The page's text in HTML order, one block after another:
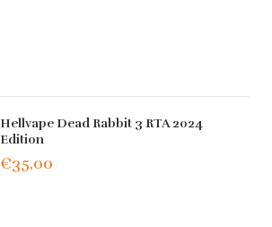
Hellvape Dead Rabbit 3 RTA 2024
Edition
€35,00